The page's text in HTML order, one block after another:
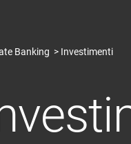
Banking Investimenti